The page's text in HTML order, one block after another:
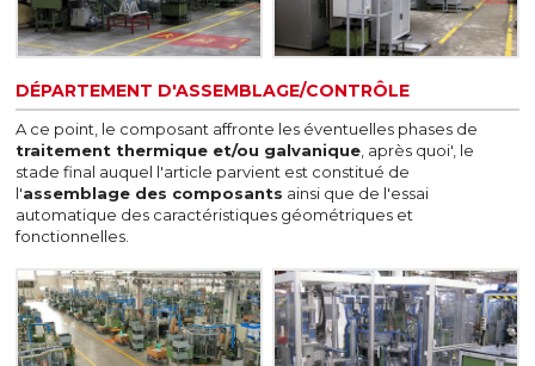
DÉPARTEMENT D'ASSEMBLAGE/CONTRÔLE
A ce point, le composant affronte les éventuelles phases de
traitement thermique et/ou galvanique, après quoi', le
stade final auquel l'article parvient est constitué de
l'assemblage des composants ainsi que de l'essai
automatique des caractéristiques géométriques et
fonctionnelles.